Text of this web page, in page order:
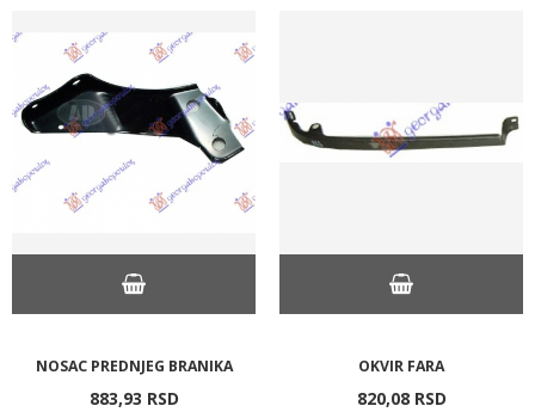
NOSAC PREDNJEG BRANIKA
883,93 RSD
OKVIR FARA
820,08 RSD